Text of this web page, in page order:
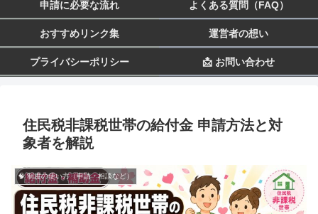
申請に必要な流れ よくある質問（FAQ）
おすすめリンク集 運営者の想い
プライバシーポリシー 📩 お問い合わせ
住民税非課税世帯の給付金 申請方法と対
象者を解説
🧠 制度の使い方（申請・相談など）